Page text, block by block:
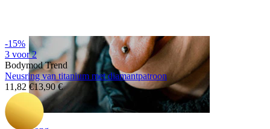
-15%
3 voor 2
Bodymod Trend
Neusring van titanium met diamantpatroon
11,82 €13,90 €